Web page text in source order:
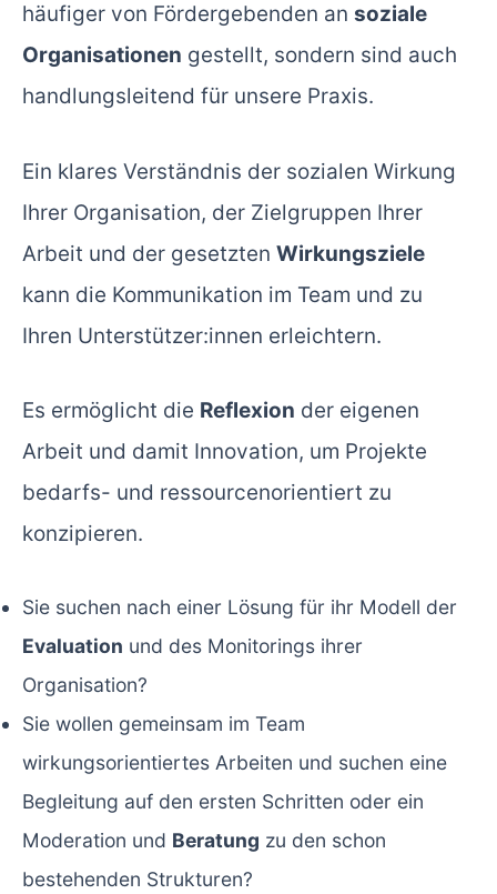
häufiger von Fördergebenden an soziale
Organisationen gestellt, sondern sind auch
handlungsleitend für unsere Praxis.
Ein klares Verständnis der sozialen Wirkung
Ihrer Organisation, der Zielgruppen Ihrer
Arbeit und der gesetzten Wirkungsziele
kann die Kommunikation im Team und zu
Ihren Unterstützer:innen erleichtern.
Es ermöglicht die Reflexion der eigenen
Arbeit und damit Innovation, um Projekte
bedarfs- und ressourcenorientiert zu
konzipieren.
Sie suchen nach einer Lösung für ihr Modell der
Evaluation und des Monitorings ihrer
Organisation?
Sie wollen gemeinsam im Team
wirkungsorientiertes Arbeiten und suchen eine
Begleitung auf den ersten Schritten oder ein
Moderation und Beratung zu den schon
bestehenden Strukturen?